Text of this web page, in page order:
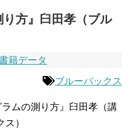
り方』臼田孝（ブル
籍データ
ブルーバックス
ラムの測り方』臼田孝（講
）